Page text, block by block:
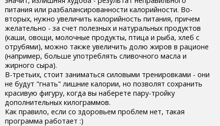
питания или разбалансированности калорийности. Во-
вторых, нужно увеличить калорийность питания, причем
желательно - за счет полезных и натуральных продуктов
(каши, овощи, молочные продукты, птица и рыба, хлеб с
отрубями), можно также увеличить долю жиров в рационе
(например, больше употреблять сливочного масла и
жирного сыра).
В-третьих, стоит заниматься силовыми тренировками - они
не будут "гнать" лишние калории, но позволят сохранить
красивую фигуру, когда вы наберете пару-тройку
дополнительных килограммов.
Как правило, если со здоровьем проблем нет, такая
программа работает :)